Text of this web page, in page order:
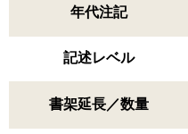
年代注記
記述レベル
書架延長／数量